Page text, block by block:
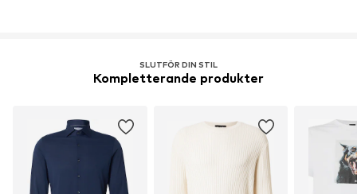
SLUTFÖR DIN STIL
Kompletterande produkter